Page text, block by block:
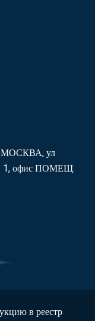
ул
офис ПОМЕЩ.
в реестр